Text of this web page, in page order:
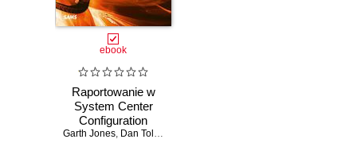
ebook
Raportowanie w
System Center
Configuration
Manager Bez
Garth Jones, Dan Toll ,Kerrie Meyler